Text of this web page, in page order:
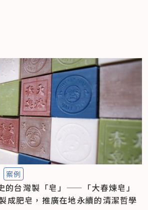
案例
的台灣製「皂」——「大春煉皂」
成肥皂，推廣在地永續的清潔哲學